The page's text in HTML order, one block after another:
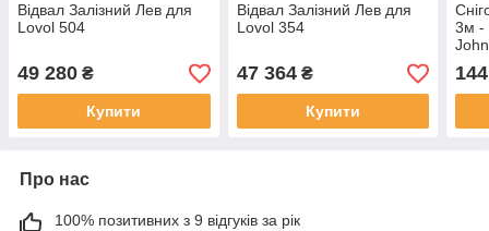
Відвал Залізний Лев для
Lovol 504
49 280 ₴
Купити
Відвал Залізний Лев для
Lovol 354
47 364₴
Купити
3м -
Про нас
100% позитивних з 9 відгуків за рік